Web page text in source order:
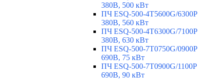
380В, 500 кВт
ПЧ ESQ-500-4T5600G/6300P
380В, 560 кВт
ПЧ ESQ-500-4T6300G/7100P
380В, 630 кВт
ПЧ ESQ-500-7T0750G/0900P
690В, 75 кВт
ПЧ ESQ-500-7T0900G/1100P
690В, 90 кВт